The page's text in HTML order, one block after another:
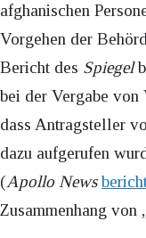
afghanischen
Vorgehen der
Bericht des Spiegel
bei der Vergabe
dass Antragsteller
dazu aufgerufen
(Apollo News
Zusammenhang von